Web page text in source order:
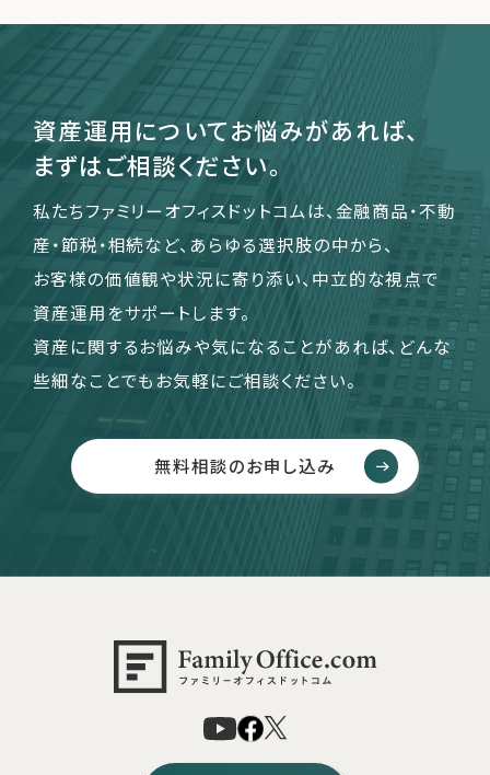
資産運用についてお悩みがあれば、
まずはご相談ください。
私たちファミリーオフィスドットコムは、金融商品・不動
産・節税・相続など、あらゆる選択肢の中から、
お客様の価値観や状況に寄り添い、中立的な視点で
資産運用をサポートします。
資産に関するお悩みや気になることがあれば、どんな
些細なことでもお気軽にご相談ください。
無料相談のお申し込み